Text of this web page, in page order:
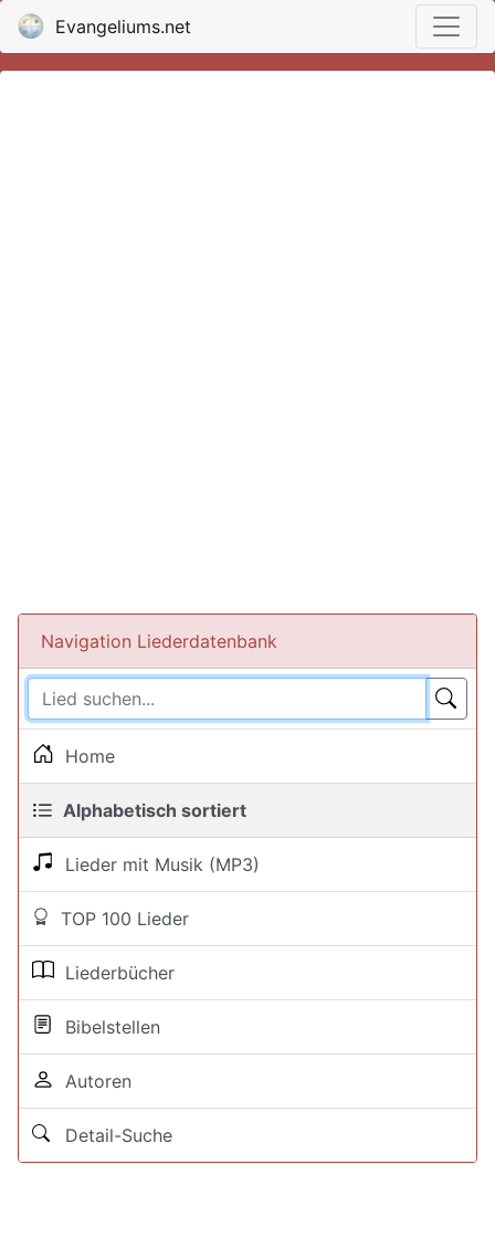
Evangeliums.net
Navigation Liederdatenbank
Home
Alphabetisch sortiert
Lieder mit Musik (MP3)
TOP 100 Lieder
Liederbücher
Bibelstellen
Autoren
Detail-Suche